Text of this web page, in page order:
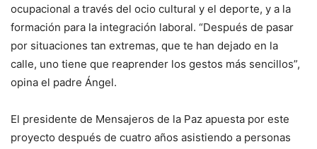
ocupacional a través del ocio cultural y el deporte, y a la
formación para la integración laboral. “Después de pasar
por situaciones tan extremas, que te han dejado en la
calle, uno tiene que reaprender los gestos más sencillos”,
opina el padre Ángel.
El presidente de Mensajeros de la Paz apuesta por este
proyecto después de cuatro años asistiendo a personas